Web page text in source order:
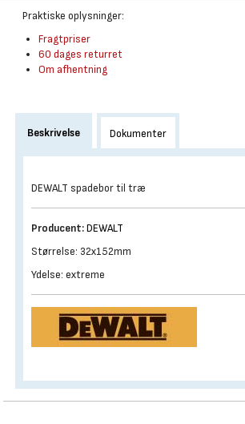
Praktiske oplysninger:
Fragtpriser
60 dages returret
Om afhentning
Beskrivelse Dokumenter
DEWALT spadebor til træ
Producent:DEWALT
Størrelse: 32x152mm
Ydelse: extreme